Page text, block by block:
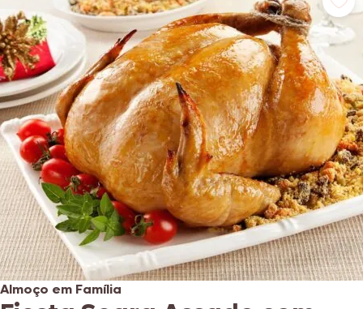
Almoço em Família